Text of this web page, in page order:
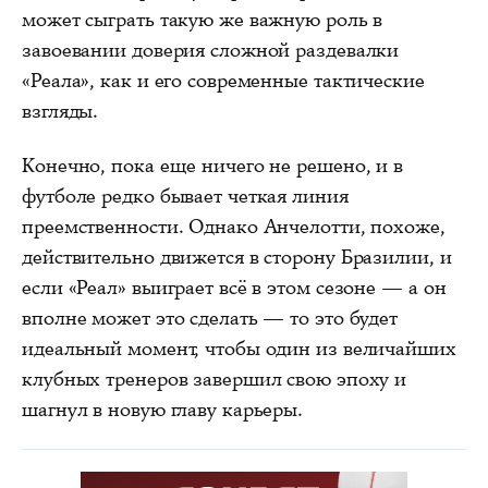
может сыграть такую же важную роль в
завоевании доверия сложной раздевалки
«Реала», как и его современные тактические
взгляды.
Конечно, пока еще ничего не решено, и в
футболе редко бывает четкая линия
преемственности. Однако Анчелотти, похоже,
действительно движется в сторону Бразилии, и
если «Реал» выиграет всё в этом сезоне — а он
вполне может это сделать — то это будет
идеальный момент, чтобы один из величайших
клубных тренеров завершил свою эпоху и
шагнул в новую главу карьеры.